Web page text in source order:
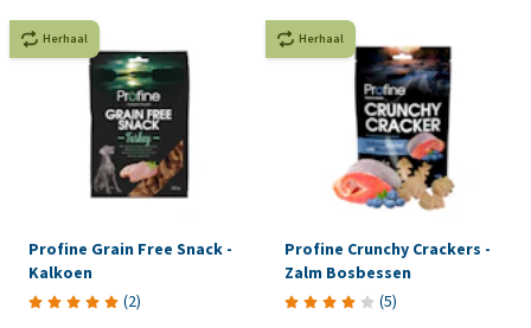
Herhaal
Profine Grain Free Snack -
Kalkoen
(2)
Herhaal
Profine Crunchy Crackers -
Zalm Bosbessen
(5)